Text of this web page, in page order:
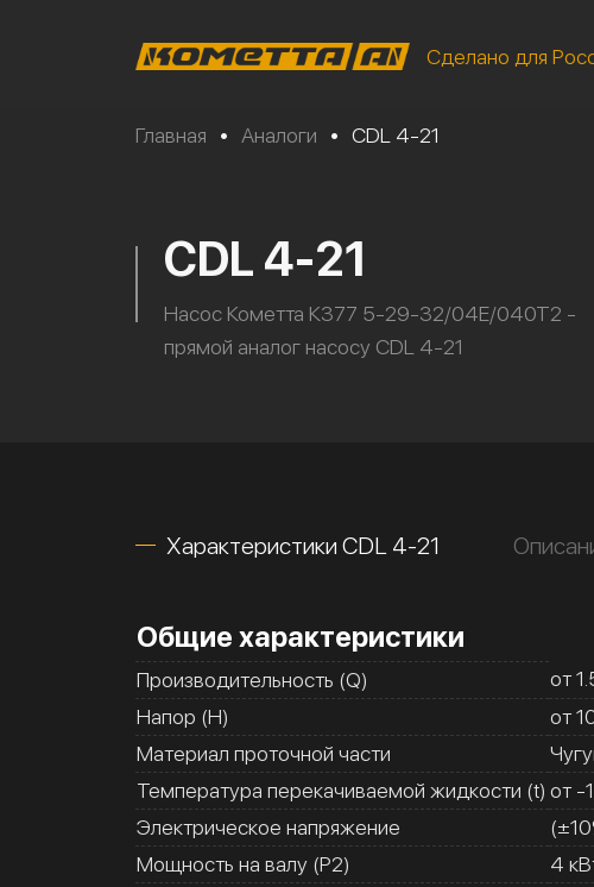
Сделано для
Главная • Аналоги • CDL 4-21
CDL 4-21
Насос Кометта К377 5-29-32/04Е/040Т2 -
прямой аналог насосу CDL 4-21
Характеристики CDL 4-21
Общие характеристики
Производительность (Q)
от
Напор (H)
от
Материал проточной части
Температура перекачиваемой жидкости (t) от -
Электрическое напряжение
Мощность на валу (Р2)
4